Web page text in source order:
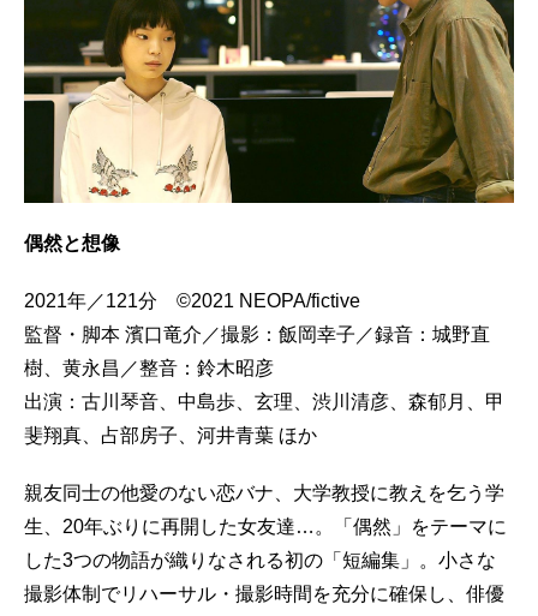
偶然と想像
2021年／121分 ©2021 NEOPA/fictive
監督・脚本 濱口竜介／撮影：飯岡幸子／録音：城野直
樹、黄永昌／整音：鈴木昭彦
出演：古川琴音、中島歩、玄理、渋川清彦、森郁月、甲
斐翔真、占部房子、河井青葉 ほか
親友同士の他愛のない恋バナ、大学教授に教えを乞う学
生、20年ぶりに再開した女友達…。「偶然」をテーマに
した3つの物語が織りなされる初の「短編集」。小さな
撮影体制でリハーサル・撮影時間を充分に確保し、俳優